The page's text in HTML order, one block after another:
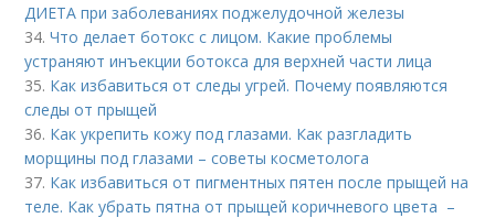
ДИЕТА при заболеваниях поджелудочной железы
34.Что делает ботокс с лицом. Какие проблемы
устраняют инъекции ботокса для верхней части лица
35. Как избавиться от следы угрей. Почему появляются
следы от прыщей
36. Как укрепить кожу под глазами. Как разгладить
морщины под глазами – советы косметолога
37. Как избавиться от пигментных пятен после прыщей на
теле. Как убрать пятна от прыщей коричневого цвета –